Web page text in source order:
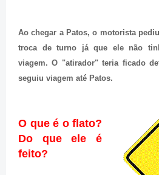
Ao chegar a Patos, o motorista
troca de turno já que ele não
viagem. O "atirador" teria ficado
seguiu viagem até Patos.
O que é o flato?
Do que ele é
feito?